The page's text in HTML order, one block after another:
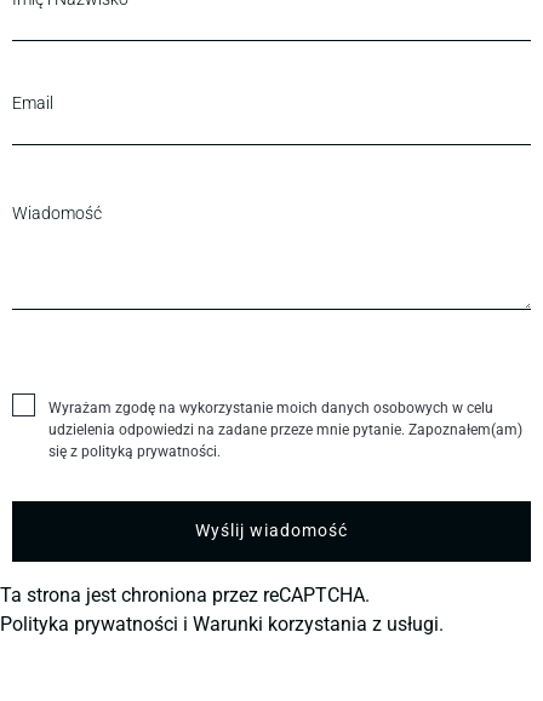
Wyrażam zgodę na wykorzystanie moich danych osobowych w celu
udzielenia odpowiedzi na zadane przeze mnie pytanie. Zapoznałem(am)
się z polityką prywatności.
Ta strona jest chroniona przez reCAPTCHA.
Polityka prywatności i Warunki korzystania z usługi.